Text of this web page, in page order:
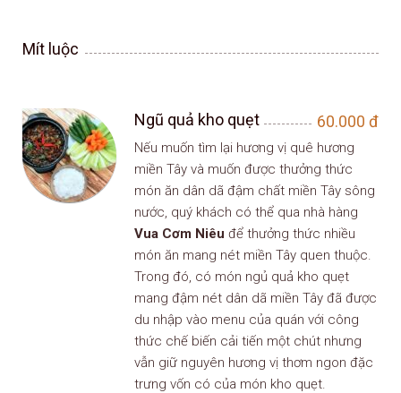
Mít luộc
60.000 đ
Ngũ quả kho quẹt
Nếu muốn tìm lại hương vị quê hương
miền Tây và muốn được thưởng thức
món ăn dân dã đậm chất miền Tây sông
nước, quý khách có thể qua nhà hàng
Vua Cơm Niêu để thưởng thức nhiều
món ăn mang nét miền Tây quen thuộc.
Trong đó, có món ngủ quả kho quẹt
mang đậm nét dân dã miền Tây đã được
du nhập vào menu của quán với công
thức chế biến cải tiến một chút nhưng
vẫn giữ nguyên hương vị thơm ngon đặc
trưng vốn có của món kho quẹt.